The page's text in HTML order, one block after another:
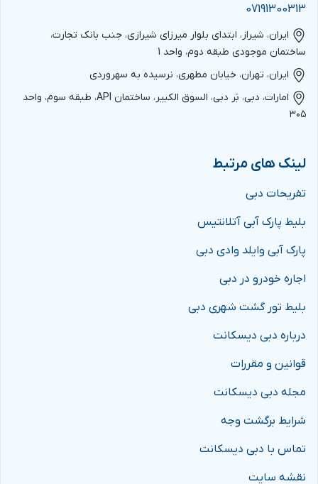
07191300313
ایران، شیراز، ابتدای بلوار میرزای شیرازی، جنب بانک تجارت،
ساختمان موجودی طبقه دوم، واحد 1
ایران، تهران، خیابان مطهری، نرسیده به سهروردی
امارات، دبی، بَر دبی، السوق الکبیر، ساختمان API، طبقه سوم، واحد
۳۰۵
لینک های مرتبط
تفریحات دبی
بلیط پارک آبی آتلانتیس
پارک آبی وایلد وادی دبی
اجاره خودرو در دبی
بلیط تور گشت شهری دبی
درباره دبی دیسکانت
قوانین و مقررات
مجله دبی دیسکانت
شرایط برگشت وجه
تماس با دبی دیسکانت
نقشه سایت